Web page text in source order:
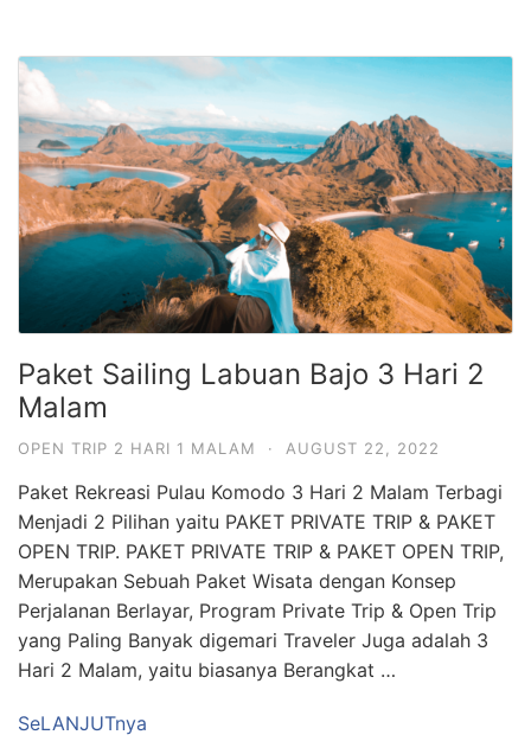
Paket Sailing Labuan Bajo 3 Hari 2
Malam
OPEN TRIP 2 HARI 1 MALAM · AUGUST 22, 2022
Paket Rekreasi Pulau Komodo 3 Hari 2 Malam Terbagi
Menjadi 2 Pilihan yaitu PAKET PRIVATE TRIP & PAKET
OPEN TRIP. PAKET PRIVATE TRIP & PAKET OPEN TRIP,
Merupakan Sebuah Paket Wisata dengan Konsep
Perjalanan Berlayar, Program Private Trip & Open Trip
yang Paling Banyak digemari Traveler Juga adalah 3
Hari 2 Malam, yaitu biasanya Berangkat …
SeLANJUTnya